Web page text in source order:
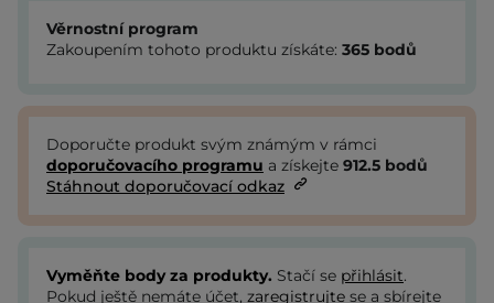
Věrnostní program
Zakoupením tohoto produktu získáte: 365 bodů
Doporučte produkt svým známým v rámci
doporučovacího programu a získejte 912.5 bodů
Stáhnout doporučovací odkaz
Vyměňte body za produkty. Stačí se přihlásit.
Pokud ještě nemáte účet, zaregistrujte se a sbírejte